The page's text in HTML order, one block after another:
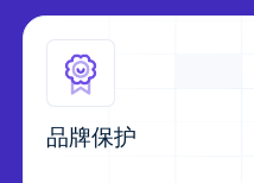
品牌保护